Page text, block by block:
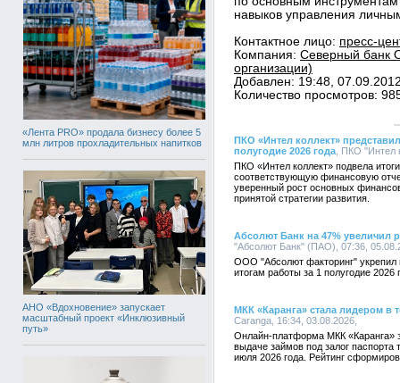
«Лента PRO» продала бизнесу более 5
млн литров прохладительных напитков
АНО «Вдохновение» запускает
масштабный проект «Инклюзивный
путь»
навыков управления
Контактное лицо: пресс-
Компания: Северный банк
организации)
Добавлен: 19:48,
Количество просмотров:
ПКО «Интел коллект»
полугодие 2026 года , ПКО "Интел
ПКО «Интел коллект» подвела
соответствующую финансовую
уверенный рост основных
принятой стратегии развития.
Абсолют Банк на 47% увеличил
"Абсолют Банк" (ПАО), 07:36,
ООО "Абсолют факторинг" укрепил
итогам работы за 1 полугодие 2026
МКК «Каранга» стала лидером в
Caranga, 16:34, 03.08.2026,
Онлайн-платформа МКК «Каранга»
выдаче займов под залог паспорта
июля 2026 года. Рейтинг